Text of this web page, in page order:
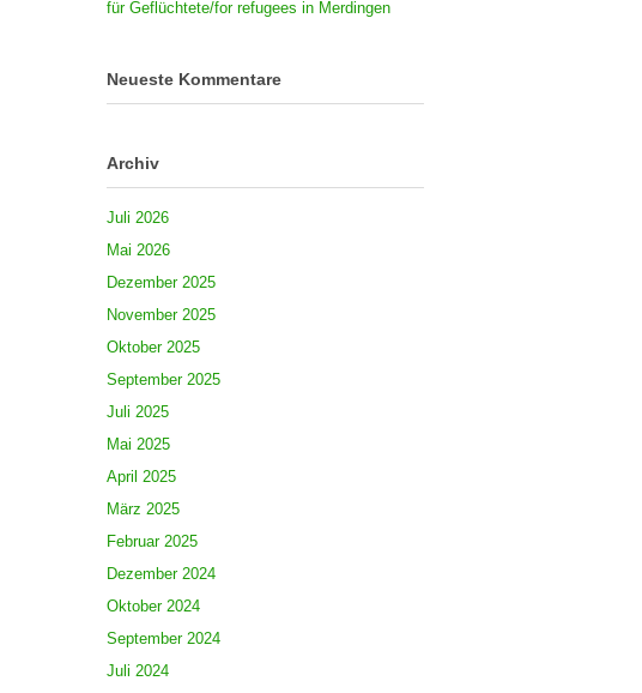
für Geflüchtete/for refugees in Merdingen
Neueste Kommentare
Archiv
Juli 2026
Mai 2026
Dezember 2025
November 2025
Oktober 2025
September 2025
Juli 2025
Mai 2025
April 2025
März 2025
Februar 2025
Dezember 2024
Oktober 2024
September 2024
Juli 2024